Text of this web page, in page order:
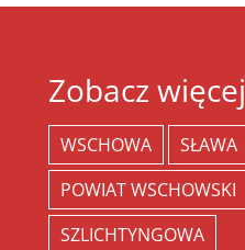
Zobacz więcej
WSCHOWA
SŁAWA
POWIAT WSCHOWSKI
SZLICHTYNGOWA